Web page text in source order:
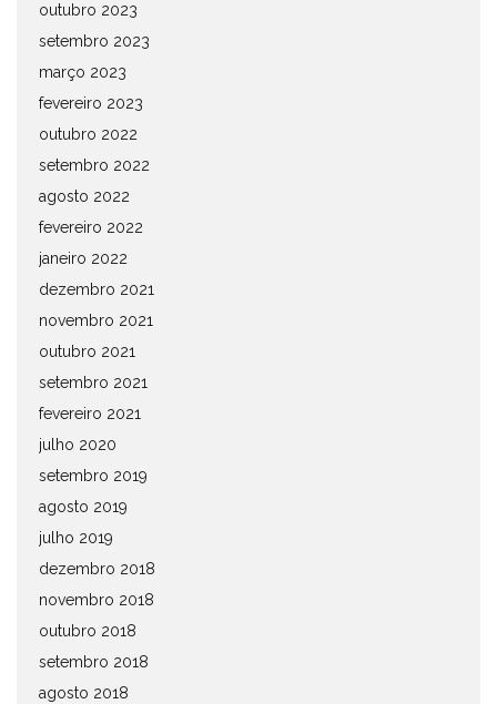
outubro 2023
setembro 2023
março 2023
fevereiro 2023
outubro 2022
setembro 2022
agosto 2022
fevereiro 2022
janeiro 2022
dezembro 2021
novembro 2021
outubro 2021
setembro 2021
fevereiro 2021
julho 2020
setembro 2019
agosto 2019
julho 2019
dezembro 2018
novembro 2018
outubro 2018
setembro 2018
agosto 2018